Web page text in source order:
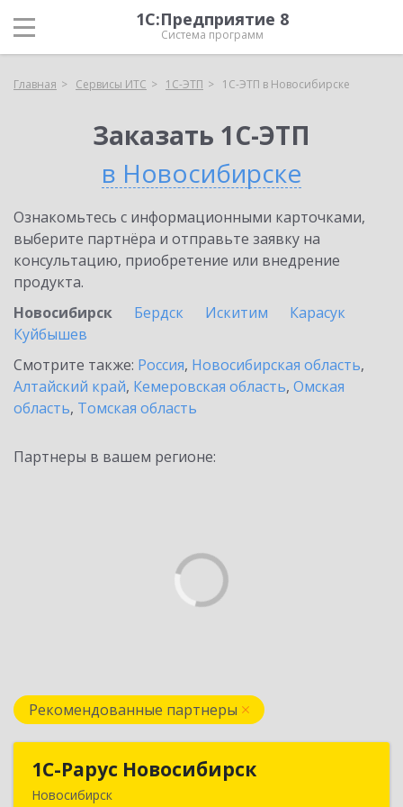
1С:Предприятие 8
Система программ
Главная Сервисы ИТС 1С-ЭТП 1С-ЭТП в Новосибирске
Заказать 1С-ЭТП
в Новосибирске
Ознакомьтесь с информационными карточками,
выберите партнёра и отправьте заявку на
консультацию, приобретение или внедрение
продукта.
Новосибирск
Бердск Искитим
Карасук
Куйбышев
Смотрите также: Россия, Новосибирская область,
Алтайский край, Кемеровская область, Омская
область, Томская область
Партнеры в вашем регионе:
Рекомендованные партнеры
1С-Рарус Новосибирск
Новосибирск
1С-Рарус Новосибирск